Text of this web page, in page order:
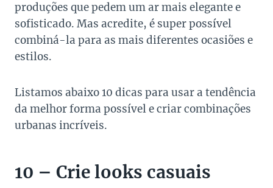
produções que pedem um ar mais elegante e
sofisticado. Mas acredite, é super possível
combiná-la para as mais diferentes ocasiões e
estilos.
Listamos abaixo 10 dicas para usar a tendência
da melhor forma possível e criar combinações
urbanas incríveis.
10 – Crie looks casuais